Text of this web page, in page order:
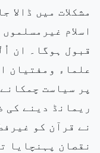
مشکلات میں ڈالا
اسلام
قبول ہوگا۔ ان
علماء ومفتیان
پر سیاست
ریمانڈ دینے کی
نے قرآن کو
نقصان پہنچایا